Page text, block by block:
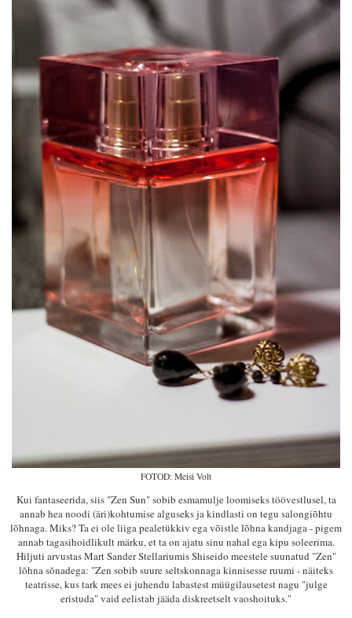
FOTOD: Meisi Volt
Kui fantaseerida, siis "Zen Sun" sobib esmamulje loomiseks töövestlusel, ta
annab hea noodi (äri)kohtumise alguseks ja kindlasti on tegu salongiõhtu
lõhnaga. Miks? Ta ei ole liiga pealetükkiv ega võistle lõhna kandjaga - pigem
annab tagasihoidlikult märku, et ta on ajatu sinu nahal ega kipu soleerima.
Hiljuti arvustas Mart Sander Stellariumis Shiseido meestele suunatud "Zen"
lõhna sõnadega: "Zen sobib suure seltskonnaga kinnisesse ruumi - näiteks
teatrisse, kus tark mees ei juhendu labastest müügilausetest nagu "julge
eristuda" vaid eelistab jääda diskreetselt vaoshoituks."